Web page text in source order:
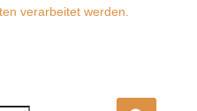
verarbeitet werden.